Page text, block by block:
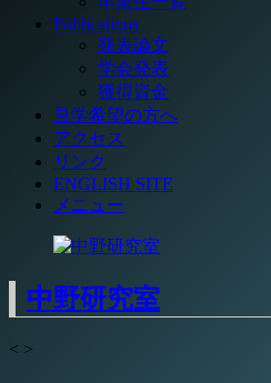
Publications
発表論文
学会発表
獲得資金
見学希望の方へ
アクセス
リンク
ENGLISH SITE
メニュー
中野研究室
< >